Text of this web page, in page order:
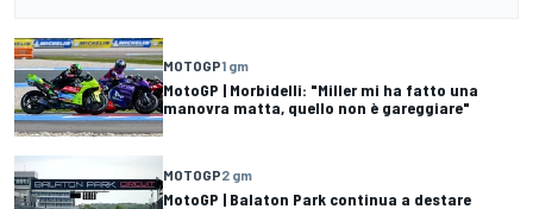
MOTOGP1 gm
MotoGP | Morbidelli: "Miller mi ha fatto una
manovra matta, quello non è gareggiare"
MOTOGP2 gm
MotoGP | Balaton Park continua a destare